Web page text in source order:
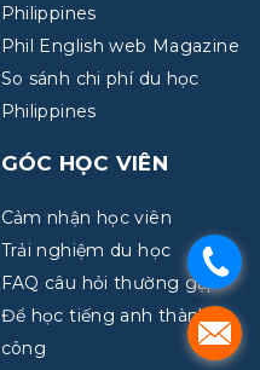
Philippines
Phil English web Magazine
So sánh chi phí du học
Philippines
GÓC HỌC VIÊN
Cảm nhận học viên
Trải nghiệm du học
FAQ câu hỏi thường gặp
Để học tiếng anh thành
công
.
.